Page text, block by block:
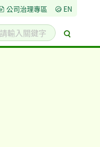
公司治理專區 EN
搜
尋